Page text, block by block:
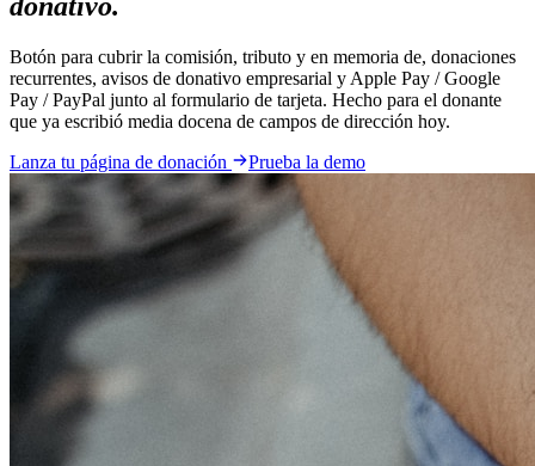
Botón para cubrir la comisión, tributo y en memoria de, donaciones
recurrentes, avisos de donativo empresarial y Apple Pay / Google
Pay / PayPal junto al formulario de tarjeta. Hecho para el donante
que ya escribió media docena de campos de dirección hoy.
Lanza tu página de donación
Prueba la demo